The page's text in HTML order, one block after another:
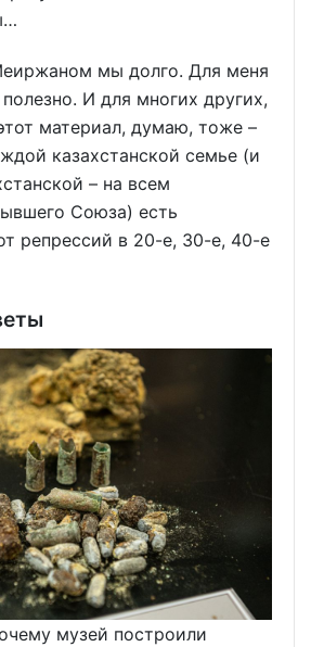
мы долго. Для меня
И для многих других,
материал, думаю, тоже –
казахстанской семье (и
– на всем
Союза) есть
репрессий в 20-е, 30-е, 40-е
музей построили